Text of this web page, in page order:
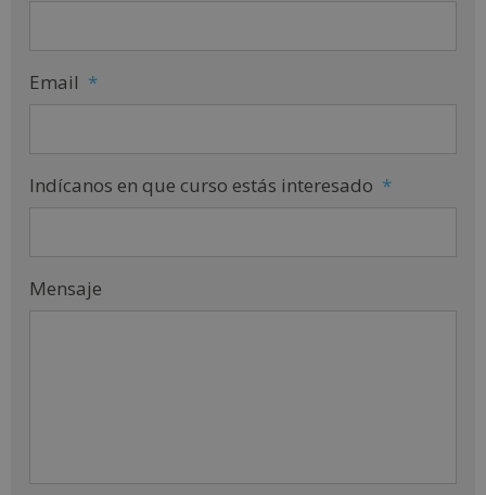
Email *
Indícanos en que curso estás interesado *
Mensaje